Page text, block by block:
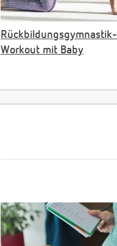
Rückbildungsgymnastik-
Workout mit Baby